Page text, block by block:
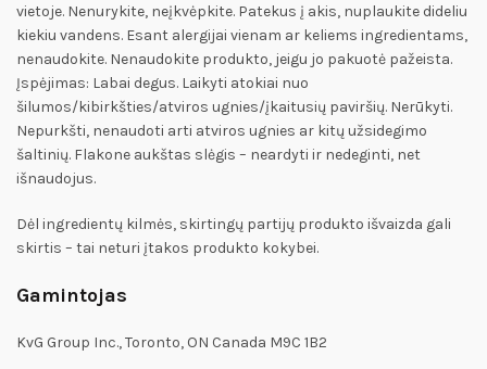
vietoje. Nenurykite, neįkvėpkite. Patekus į akis, nuplaukite dideliu
kiekiu vandens. Esant alergijai vienam ar keliems ingredientams,
nenaudokite. Nenaudokite produkto, jeigu jo pakuotė pažeista.
Įspėjimas: Labai degus. Laikyti atokiai nuo
šilumos/kibirkšties/atviros ugnies/įkaitusių paviršių. Nerūkyti.
Nepurkšti, nenaudoti arti atviros ugnies ar kitų užsidegimo
šaltinių. Flakone aukštas slėgis – neardyti ir nedeginti, net
išnaudojus.
Dėl ingredientų kilmės, skirtingų partijų produkto išvaizda gali
skirtis – tai neturi įtakos produkto kokybei.
Gamintojas
KvG Group Inc., Toronto, ON Canada M9C 1B2